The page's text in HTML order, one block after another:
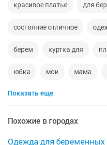
красивое платье для
состояние отличное
берем куртка для
юбка мои мама
вещей джинсы для
женский платье
Показать еще
Похожие в городах
Одежда для беременных